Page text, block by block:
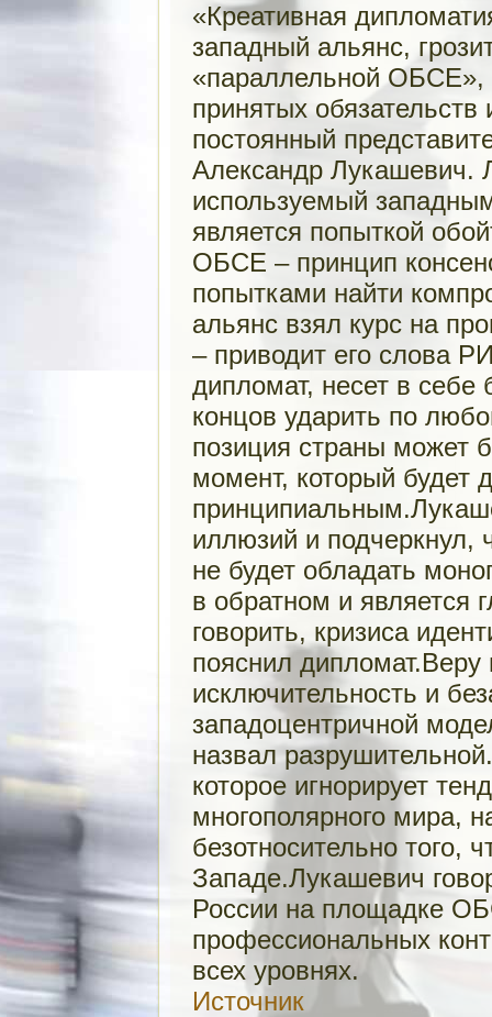
«Креативная
западный альянс,
«параллельной ОБСЕ»,
принятых
постоянный
Александр Лукашевич.
используемый
является попыткой
ОБСЕ – принцип
попытками найти
альянс взял курс на
– приводит его слова
дипломат, несет в
концов ударить по
позиция страны может
момент, который будет
иллюзий и подчеркнул,
не будет обладать
в обратном и является
говорить, кризиса
пояснил дипломат.Веру
исключительность и
западоцентричной
назвал
которое игнорирует
многополярного мира,
безотносительно того,
Западе.Лукашевич
России на площадке
профессиональных
всех уровнях.
Источник